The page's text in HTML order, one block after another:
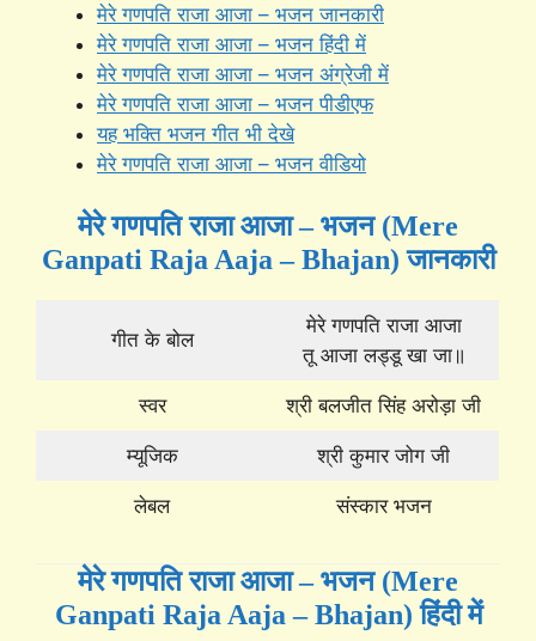
मेरे गणपति राजा आजा – भजन जानकारी
मेरे गणपति राजा आजा – भजन हिंदी में
मेरे गणपति राजा आजा – भजन अंग्रेजी में
मेरे गणपति राजा आजा – भजन पीडीएफ
यह भक्ति भजन गीत भी देखे
मेरे गणपति राजा आजा – भजन वीडियो
मेरे गणपति राजा आजा – भजन (Mere
Ganpati Raja Aaja – Bhajan) जानकारी
गीत के बोल
मेरे गणपति राजा आजा
तू आजा लड्डू खा जा॥
स्वर श्री बलजीत सिंह अरोड़ा जी
म्यूजिक श्री कुमार जोग जी
लेबल संस्कार भजन
मेरे गणपति राजा आजा – भजन (Mere
Ganpati Raja Aaja – Bhajan) हिंदी में